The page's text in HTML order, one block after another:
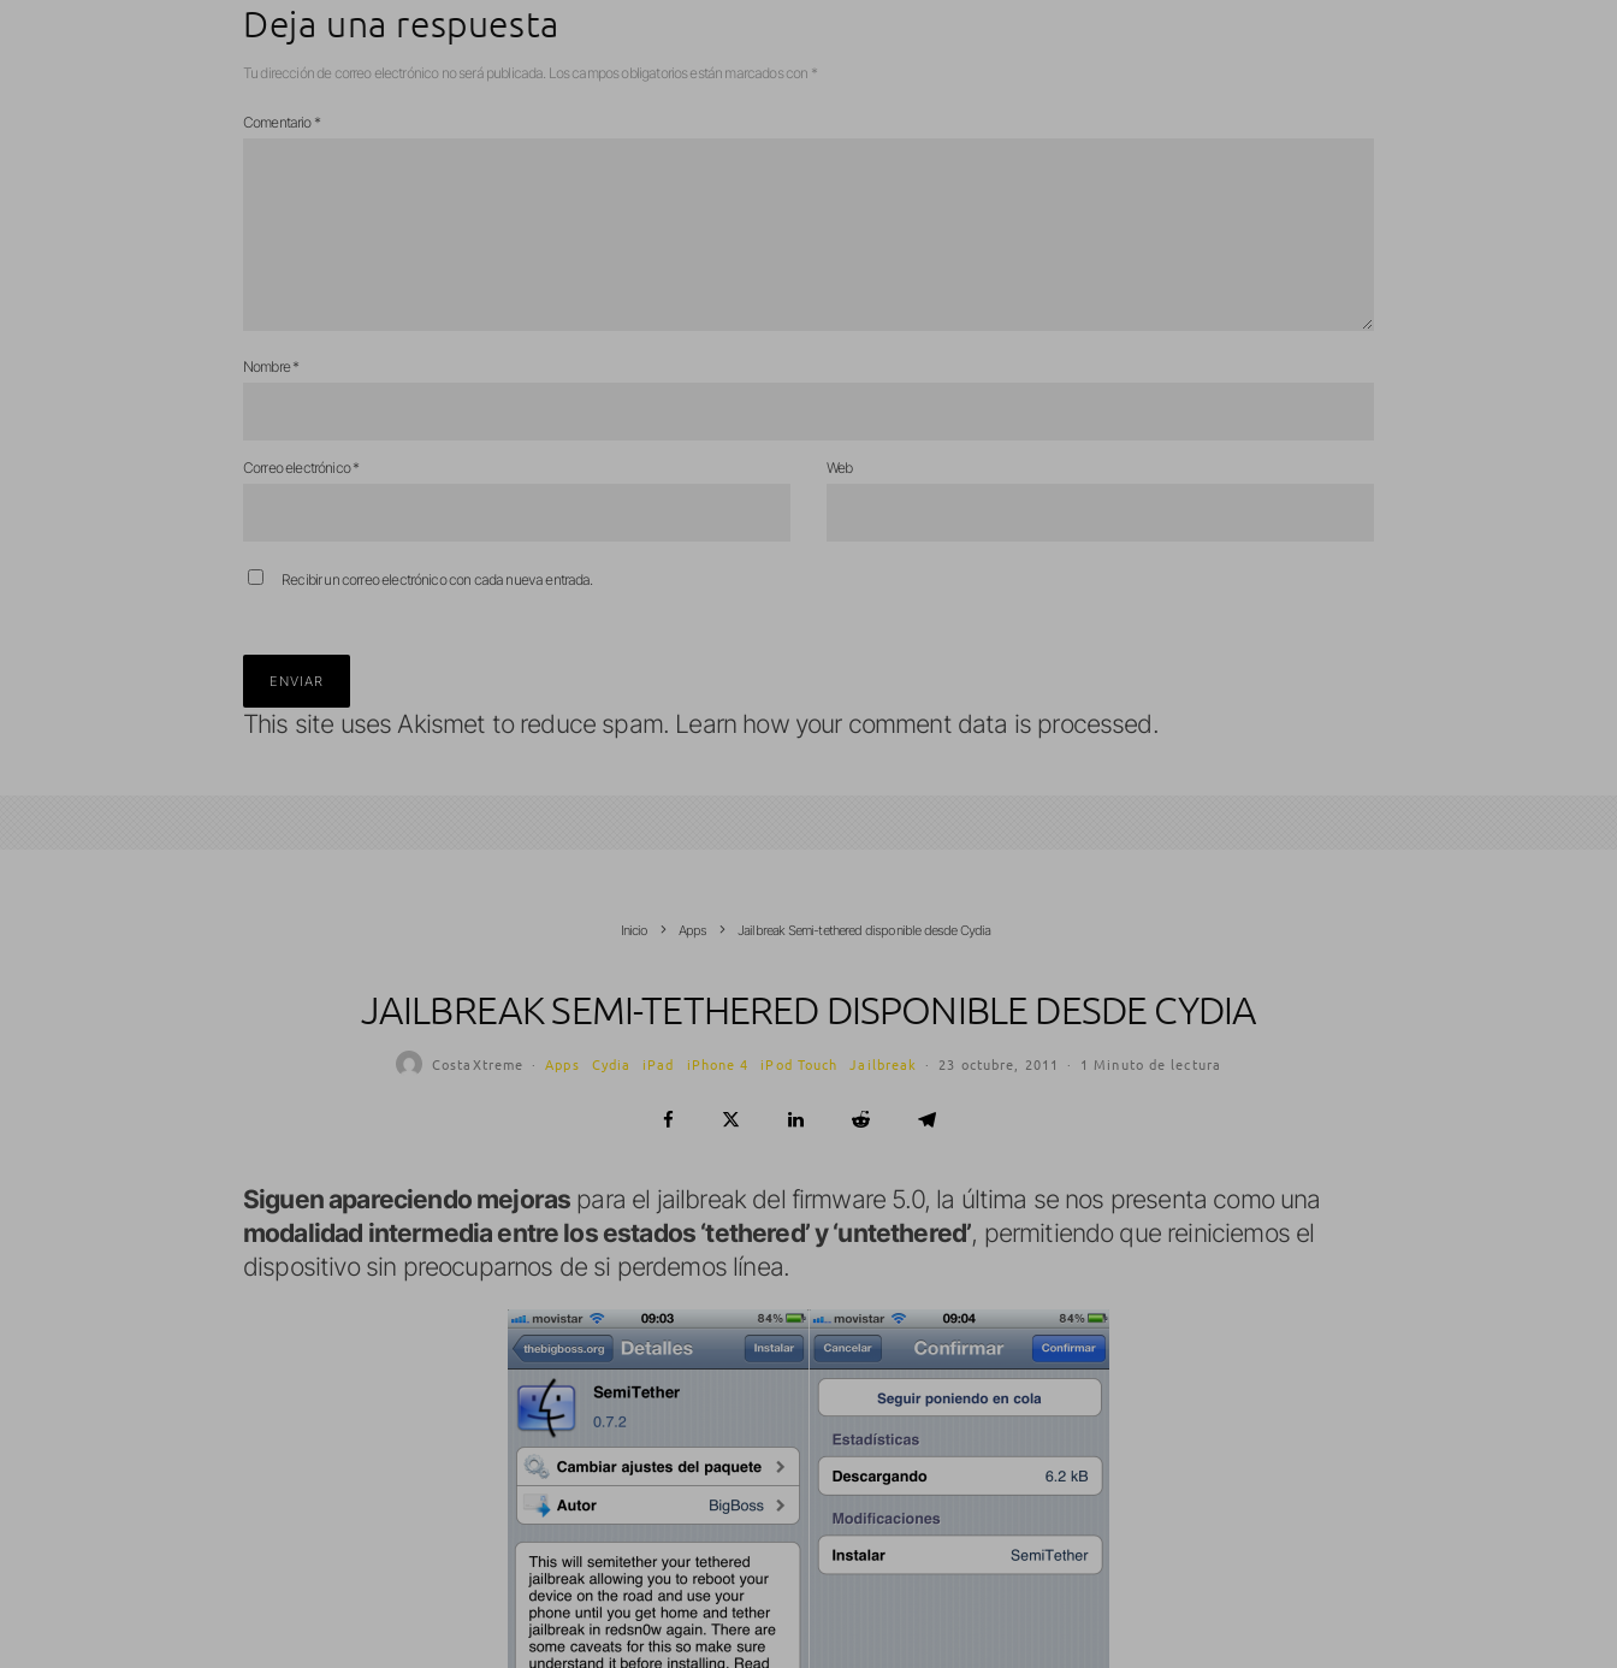
Deja una respuesta
Tu dirección de correo electrónico no será publicada. Los campos obligatorios están marcados con *
Comentario *
Nombre*
Correo electrónico* Web
Recibir un correo electrónico con cada nueva entrada.
This site uses Akismet to reduce spam. Learn how your comment data is processed.
Inicio Apps Jailbreak Semi-tethered disponible desde Cydia
JAILBREAK SEMI-TETHERED DISPONIBLE DESDE CYDIA
CostaXtreme · Apps Cydia iPad iPhone 4 iPod Touch Jailbreak · 23 octubre, 2011 · 1 Minuto de lectura
Siguen apareciendo mejoras para el jailbreak del firmware 5.0, la última se nos presenta como una
modalidad intermedia entre los estados ‘tethered’ y ‘untethered’, permitiendo que reiniciemos el
dispositivo sin preocuparnos de si perdemos línea.